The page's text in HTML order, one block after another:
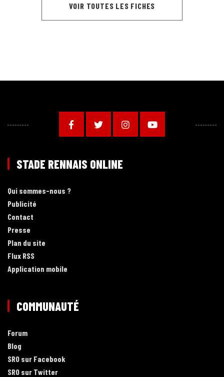
VOIR TOUTES LES FICHES
STADE RENNAIS ONLINE
Qui sommes-nous ?
Publicité
Contact
Presse
Plan du site
Flux RSS
Application mobile
COMMUNAUTÉ
Forum
Blog
SRO sur Facebook
SRO sur Twitter